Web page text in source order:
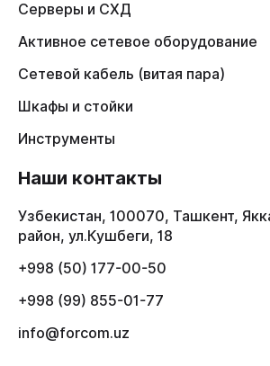
Серверы и СХД
Активное сетевое оборудование
Сетевой кабель (витая пара)
Шкафы и стойки
Инструменты
Наши контакты
Узбекистан, 100070, Ташкент,
район, ул.Кушбеги, 18
+998 (50) 177-00-50
+998 (99) 855-01-77
info@forcom.uz